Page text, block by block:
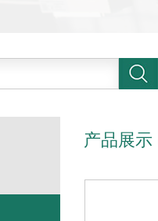
产品展示